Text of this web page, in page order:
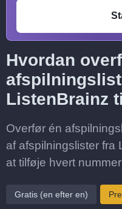
Hvordan
ListenBrainz
Overfør én
af afspilningslister fra
at tilføje hvert
Gratis (en efter en)